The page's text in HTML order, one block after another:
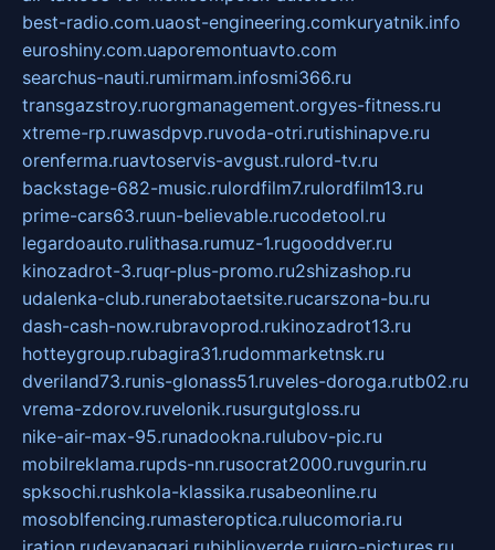
best-radio.com.uaost-engineering.comkuryatnik.info
euroshiny.com.uaporemontuavto.com
searchus-nauti.rumirmam.infosmi366.ru
transgazstroy.ruorgmanagement.orgyes-fitness.ru
xtreme-rp.ruwasdpvp.ruvoda-otri.rutishinapve.ru
orenferma.ruavtoservis-avgust.rulord-tv.ru
backstage-682-music.rulordfilm7.rulordfilm13.ru
prime-cars63.ruun-believable.rucodetool.ru
legardoauto.rulithasa.rumuz-1.rugooddver.ru
kinozadrot-3.ruqr-plus-promo.ru2shizashop.ru
udalenka-club.runerabotaetsite.rucarszona-bu.ru
dash-cash-now.rubravoprod.rukinozadrot13.ru
hotteygroup.rubagira31.rudommarketnsk.ru
dveriland73.runis-glonass51.ruveles-doroga.rutb02.ru
vrema-zdorov.ruvelonik.rusurgutgloss.ru
nike-air-max-95.runadookna.rulubov-pic.ru
mobilreklama.rupds-nn.rusocrat2000.ruvgurin.ru
spksochi.rushkola-klassika.rusabeonline.ru
mosoblfencing.rumasteroptica.rulucomoria.ru